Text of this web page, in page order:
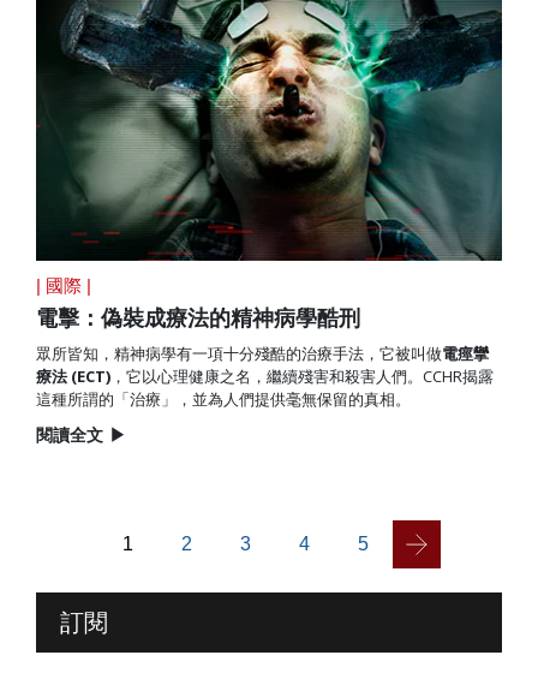
| 國際 |
電擊：偽裝成療法的精神病學酷刑
眾所皆知，精神病學有一項十分殘酷的治療手法，它被叫做電痙攣
療法 (ECT) ，它以心理健康之名，繼續殘害和殺害人們。CCHR揭露
這種所謂的「治療」，並為人們提供毫無保留的真相。
閱讀全文 ▶
1 2 3 4 5
訂閱